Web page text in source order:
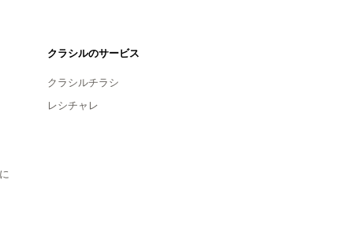
クラシルのサービス
クラシルチラシ
レシチャレ